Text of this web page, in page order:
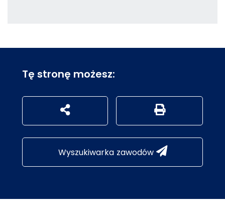
Tę stronę możesz:
udostępnij na social mediachGeneruj wersję
Wyszukiwarka zawodów